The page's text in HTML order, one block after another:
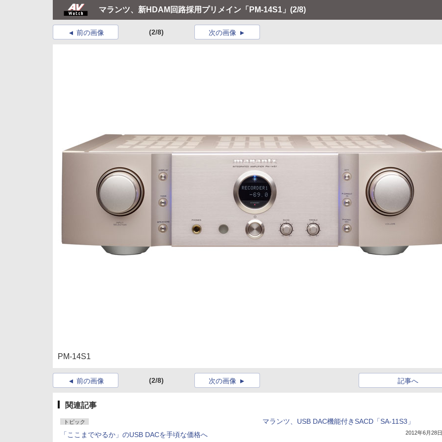
マランツ、新HDAM回路採用プリメイン「PM-14S1」 (2/8)
前の画像 (2/8) 次の画像
PM-14S1
前の画像 (2/8) 記事へ
次の画像
関連記事
トピック
「ここまでやるか」のUSB DACを手頃な価格へ
マランツ、USB DAC機能付きSACD「SA-11S3」
2012年6月28日